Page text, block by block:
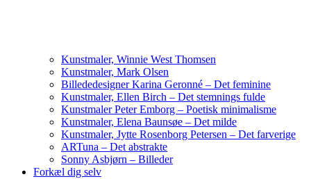
Kunstmaler, Winnie West Thomsen
Kunstmaler, Mark Olsen
Billededesigner Karina Geronné – Det feminine
Kunstmaler, Ellen Birch – Det stemnings fulde
Kunstmaler Peter Emborg – Poetisk minimalisme
Kunstmaler, Elena Baunsøe – Det milde
Kunstmaler, Jytte Rosenborg Petersen – Det farverige
ARTuna – Det abstrakte
Sonny Asbjørn – Billeder
Forkæl dig selv